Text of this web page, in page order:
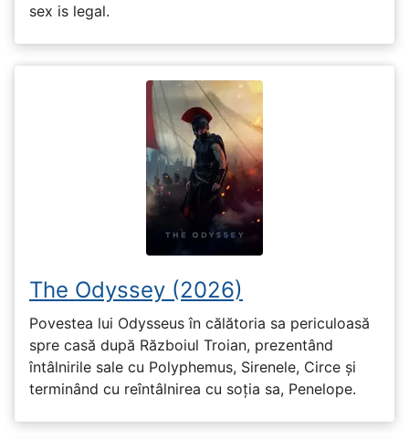
sex is legal.
The Odyssey (2026)
Povestea lui Odysseus în călătoria sa periculoasă
spre casă după Războiul Troian, prezentând
întâlnirile sale cu Polyphemus, Sirenele, Circe și
terminând cu reîntâlnirea cu soția sa, Penelope.